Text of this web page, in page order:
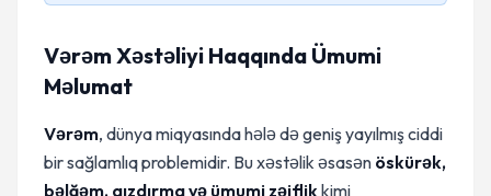
Vərəm Xəstəliyi Haqqında Ümumi
Məlumat
Vərəm, dünya miqyasında hələ də geniş yayılmış ciddi
bir sağlamlıq problemidir. Bu xəstəlik əsasən öskürək,
bəlğəm, qızdırma və ümumi zəiflikkimi